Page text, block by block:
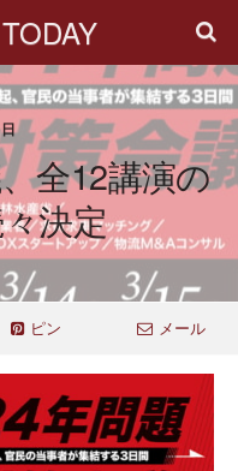
全12講演の
決定
ピン メール